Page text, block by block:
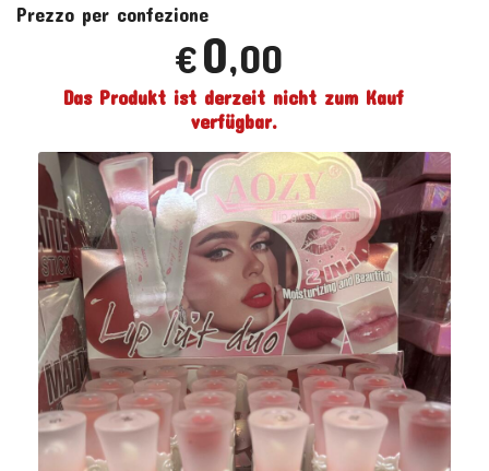
Prezzo per confezione
€0,00
Das Produkt ist derzeit nicht zum Kauf
verfügbar.